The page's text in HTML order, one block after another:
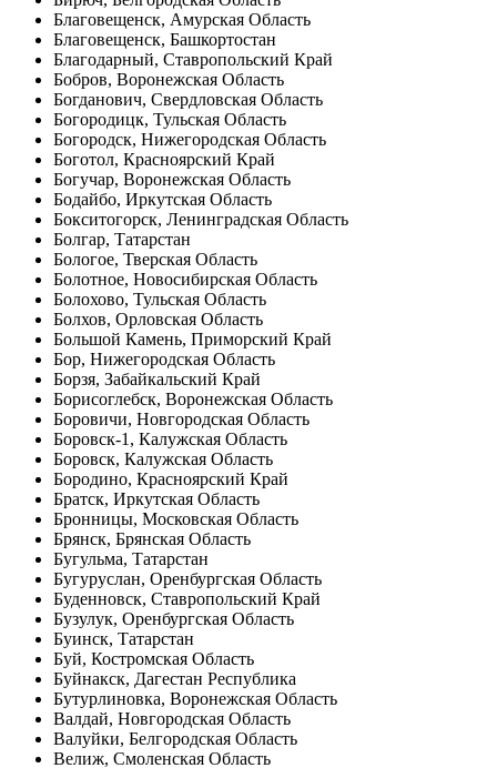
Благовещенск, Амурская Область
Благовещенск, Башкортостан
Благодарный, Ставропольский Край
Бобров, Воронежская Область
Богданович, Свердловская Область
Богородицк, Тульская Область
Богородск, Нижегородская Область
Боготол, Красноярский Край
Богучар, Воронежская Область
Бодайбо, Иркутская Область
Бокситогорск, Ленинградская Область
Болгар, Татарстан
Бологое, Тверская Область
Болотное, Новосибирская Область
Болохово, Тульская Область
Болхов, Орловская Область
Большой Камень, Приморский Край
Бор, Нижегородская Область
Борзя, Забайкальский Край
Борисоглебск, Воронежская Область
Боровичи, Новгородская Область
Боровск-1, Калужская Область
Боровск, Калужская Область
Бородино, Красноярский Край
Братск, Иркутская Область
Бронницы, Московская Область
Брянск, Брянская Область
Бугульма, Татарстан
Бугуруслан, Оренбургская Область
Буденновск, Ставропольский Край
Бузулук, Оренбургская Область
Буинск, Татарстан
Буй, Костромская Область
Буйнакск, Дагестан Республика
Бутурлиновка, Воронежская Область
Валдай, Новгородская Область
Валуйки, Белгородская Область
Велиж, Смоленская Область